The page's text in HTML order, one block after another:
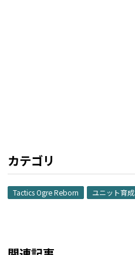
カテゴリ
Tactics Ogre Reborn ユニット育成